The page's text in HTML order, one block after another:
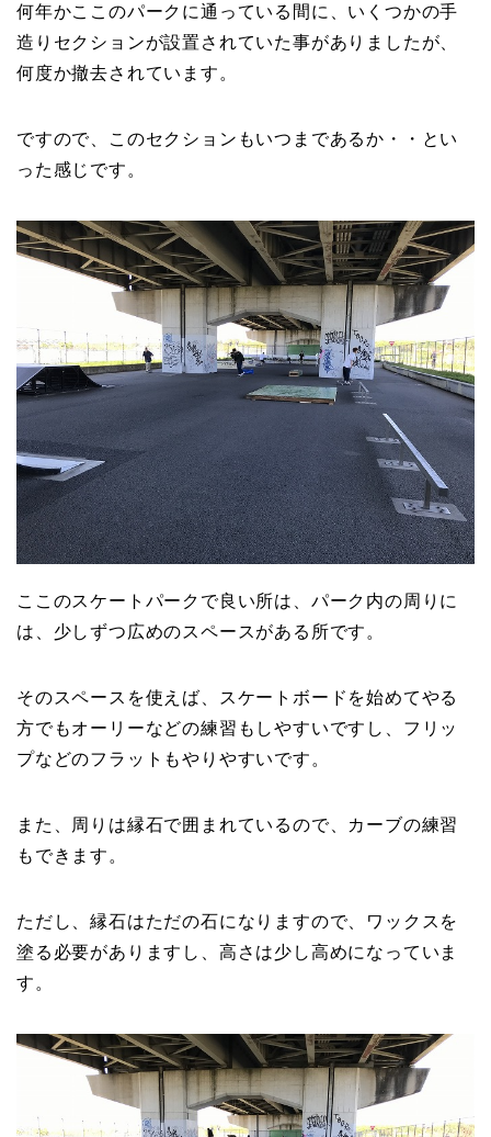
何年かここのパークに通っている間に、いくつかの手
造りセクションが設置されていた事がありましたが、
何度か撤去されています。
ですので、このセクションもいつまであるか・・とい
った感じです。
ここのスケートパークで良い所は、パーク内の周りに
は、少しずつ広めのスペースがある所です。
そのスペースを使えば、スケートボードを始めてやる
方でもオーリーなどの練習もしやすいですし、フリッ
プなどのフラットもやりやすいです。
また、周りは縁石で囲まれているので、カーブの練習
もできます。
ただし、縁石はただの石になりますので、ワックスを
塗る必要がありますし、高さは少し高めになっていま
す。